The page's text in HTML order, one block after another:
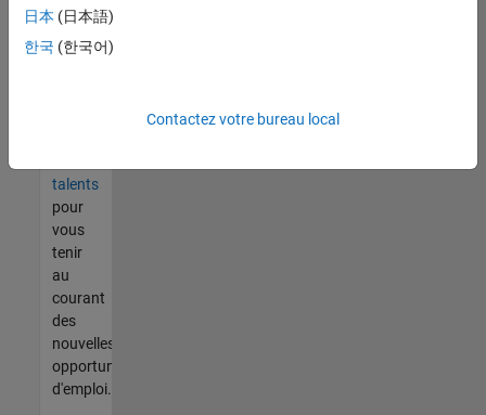
corresponde
à vos
talents
pour
vous
tenir
au
courant
des
nouvelles
opportunités
d'emploi.
日本 (日本語)
한국 (한국어)
Contactez votre bureau local